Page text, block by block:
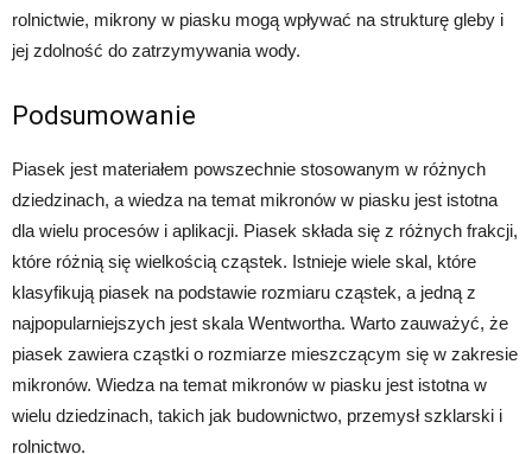
rolnictwie, mikrony w piasku mogą wpływać na strukturę gleby i
jej zdolność do zatrzymywania wody.
Podsumowanie
Piasek jest materiałem powszechnie stosowanym w różnych
dziedzinach, a wiedza na temat mikronów w piasku jest istotna
dla wielu procesów i aplikacji. Piasek składa się z różnych frakcji,
które różnią się wielkością cząstek. Istnieje wiele skal, które
klasyfikują piasek na podstawie rozmiaru cząstek, a jedną z
najpopularniejszych jest skala Wentwortha. Warto zauważyć, że
piasek zawiera cząstki o rozmiarze mieszczącym się w zakresie
mikronów. Wiedza na temat mikronów w piasku jest istotna w
wielu dziedzinach, takich jak budownictwo, przemysł szklarski i
rolnictwo.